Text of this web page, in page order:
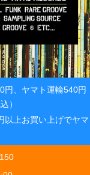
円、ヤマト運輸540円
）
以上お買い上げでヤマ